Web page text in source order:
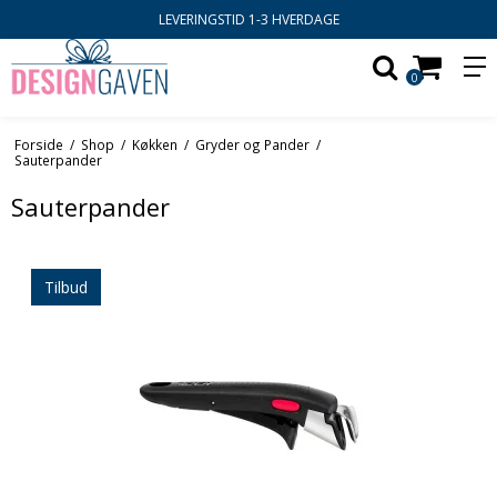
LEVERINGSTID 1-3 HVERDAGE
0
Forside / Shop / Køkken / Gryder og Pander /
Sauterpander
Sauterpander
Tilbud